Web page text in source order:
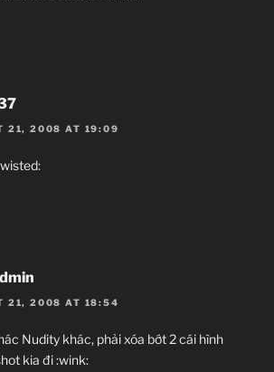
21, 2008 AT 19:09
21, 2008 AT 18:54
Nudity khác, phải xóa bớt 2 cái hình
kia đi :wink: